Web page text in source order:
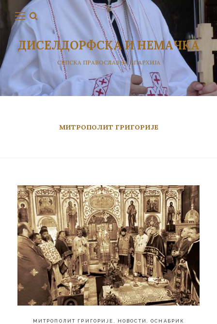
ДИСЕЛДОРФСКА И НЕМАЧКА
СРПСКА ПРАВОСЛАВНА ЕПАРХИЈА
МИТРОПОЛИТ ГРИГОРИЈЕ
МИТРОПОЛИТ ГРИГОРИЈЕ НОВОСТИ ,ОСНАБРИК